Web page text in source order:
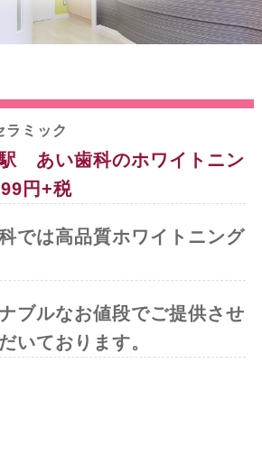
ラミック
あい歯科のホワイトニン
円+税
では高品質ホワイトニング
ブルなお値段でご提供させ
いております。